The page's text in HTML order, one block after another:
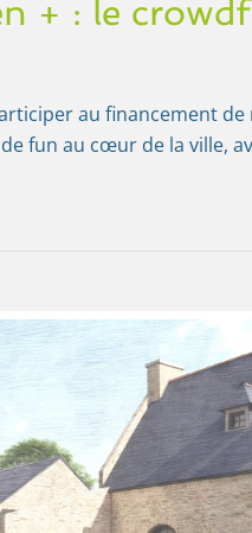
+ : le
au financement
fun au cœur de la ville,